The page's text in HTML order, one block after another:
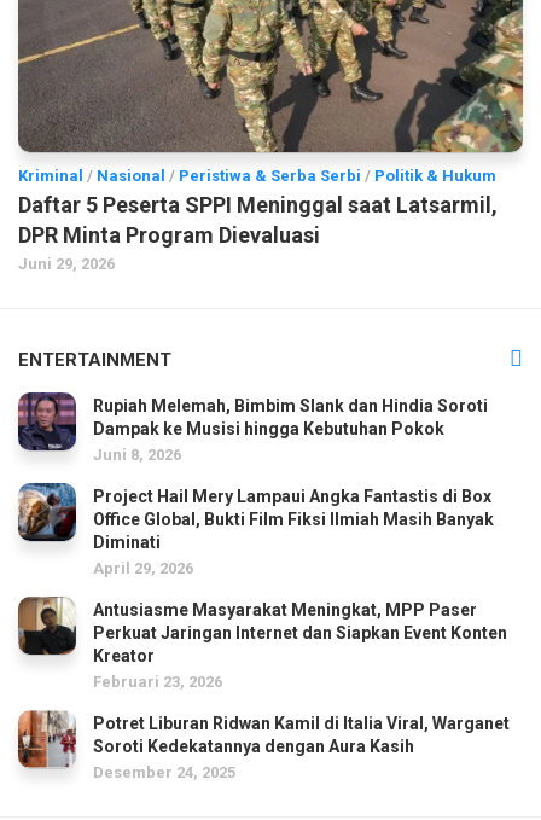
Kriminal / Nasional / Peristiwa & Serba Serbi / Politik & Hukum
Daftar 5 Peserta SPPI Meninggal saat Latsarmil,
DPR Minta Program Dievaluasi
Juni 29, 2026
ENTERTAINMENT
Rupiah Melemah, Bimbim Slank dan Hindia Soroti
Dampak ke Musisi hingga Kebutuhan Pokok
Juni 8, 2026
Project Hail Mery Lampaui Angka Fantastis di Box
Office Global, Bukti Film Fiksi Ilmiah Masih Banyak
Diminati
April 29, 2026
Antusiasme Masyarakat Meningkat, MPP Paser
Perkuat Jaringan Internet dan Siapkan Event Konten
Kreator
Februari 23, 2026
Potret Liburan Ridwan Kamil di Italia Viral, Warganet
Soroti Kedekatannya dengan Aura Kasih
Desember 24, 2025